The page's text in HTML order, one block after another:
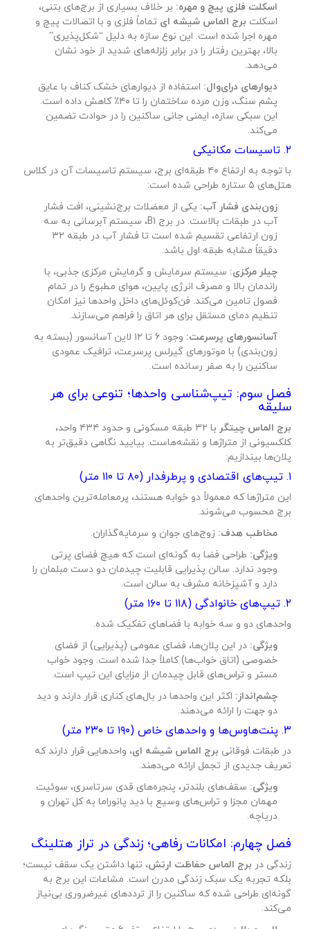
اسکلت فلزی پیچ و مهره:بر خلاف بسیاری از برج‌های بتنی،
اسکلتبرج الماس شیشه ایتماماً فلزی و با اتصالات پیچ و
مهره اجرا شده است. این نوع سازه به دلیل “شکل‌پذیری”
بالا، بهترین رفتار را در برابر زلزله‌های شدید از خود نشان
می‌دهد.
دیوارهای درای‌وال:استفاده از دیوارهای خشک کناف با عایق
پشم سنگ، وزن مرده ساختمان را تا ۴۰٪ کاهش داده است.
این سبکی سازه، ایمنی جانی ساکنین را در حوادث تضمین
می‌کند.
با توجه به ارتفاع ۴۰ طبقه‌ای برج، سیستم تاسیسات آن در کلاس
هتل‌های ۵ ستاره طراحی شده است:
زون‌بندی فشار آب:یکی از معضلات برج‌نشینی، افت فشار
آب در طبقات بالاست. در برج B1، سیستم آبرسانی به سه
زون ارتفاعی تقسیم شده است تا فشار آب در طبقه ۳۲
دقیقاً مشابه طبقه اول باشد.
چیلر مرکزی:سیستم سرمایش و گرمایش مرکزی جذبی، با
راندمان بالا و مصرف انرژی پایین، هوای مطبوع را در تمام
فصول تامین می‌کند. فن‌کوئل‌های داخل واحدها نیز امکان
تنظیم دمای مستقل برای هر اتاق را فراهم می‌سازند.
آسانسورهای پرسرعت:
وجود ۶ تا ۱۲ لاین آسانسور (بسته به
زون‌بندی) با موتورهای گیرلس پرسرعت، ترافیک عمودی
ساکنین را به صفر رسانده است.
فصل سوم: تیپ‌شناسی واحدها؛ تنوعی برای هر
سلیقه
برج الماس چیتگر
با ۳۲ طبقه مسکونی و حدود ۴۳۴ واحد،
کلکسیونی از متراژها و نقشه‌هاست. بیایید نگاهی دقیق‌تر به
پلان‌ها بیندازیم:
این متراژها که معمولاً دو خوابه هستند، پرمعامله‌ترین واحدهای
برج محسوب می‌شوند.
مخاطب هدف:زوج‌های جوان و سرمایه‌گذاران.
ویژگی:طراحی فضا به گونه‌ای است که هیچ فضای پرتی
وجود ندارد. سالن پذیرایی قابلیت چیدمان دو دست مبلمان را
دارد و آشپزخانه مشرف به سالن است.
واحدهای دو و سه خوابه با فضاهای تفکیک شده.
ویژگی:در این پلان‌ها، فضای عمومی (پذیرایی) از فضای
خصوصی (اتاق خواب‌ها) کاملاً جدا شده است. وجود خواب
مستر و تراس‌های قابل چیدمان از مزایای این تیپ است.
چشم‌انداز:اکثر این واحدها در بال‌های کناری قرار دارند و دید
دو جهت را ارائه می‌دهند.
در طبقات فوقانیبرج الماس شیشه ای، واحدهایی قرار دارند که
تعریف جدیدی از تجمل ارائه می‌دهند.
ویژگی:سقف‌های بلندتر، پنجره‌های قدی سرتاسری، سوئیت
مهمان مجزا و تراس‌های وسیع با دید پانوراما به کل تهران و
دریاچه.
فصل چهارم: امکانات رفاهی؛ زندگی در تراز هتلینگ
زندگی دربرج الماس حفاظت ارتش، تنها داشتن یک سقف نیست؛
بلکه تجربه یک سبک زندگی مدرن است. مشاعات این برج به
گونه‌ای طراحی شده که ساکنین را از ترددهای غیرضروری بی‌نیاز
می‌کند.